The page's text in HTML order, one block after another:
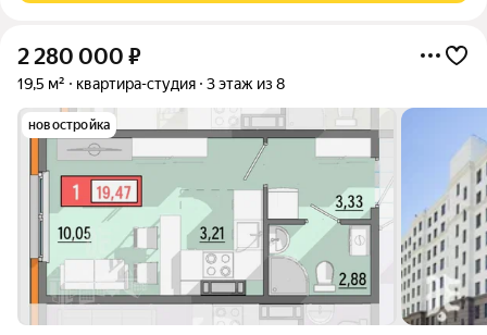
2 280 000 ₽
19,5 м² квартира-студия 3 этаж из 8
новостройка